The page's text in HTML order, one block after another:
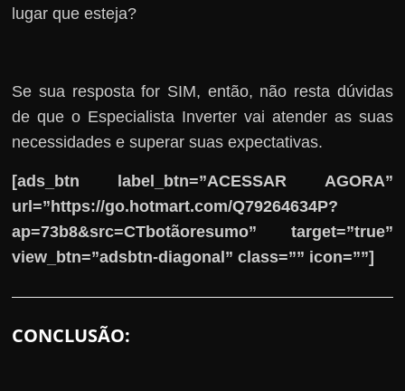
lugar que esteja?
Se sua resposta for SIM, então, não resta dúvidas
de que o Especialista Inverter vai atender as suas
necessidades e superar suas expectativas.
[ads_btn label_btn=”ACESSAR AGORA”
url=”https://go.hotmart.com/Q79264634P?
ap=73b8&src=CTbotãoresumo” target=”true”
view_btn=”adsbtn-diagonal” class=”” icon=””]
CONCLUSÃO: